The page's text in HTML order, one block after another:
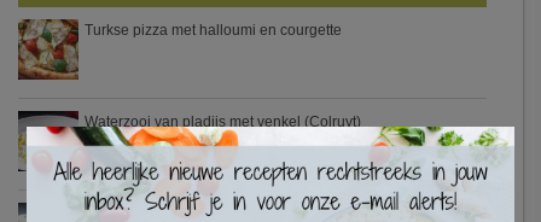
Turkse pizza met halloumi en courgette
Waterzooi van pladijs met venkel (Colruyt)
Zweedse gehaktballetjes
×